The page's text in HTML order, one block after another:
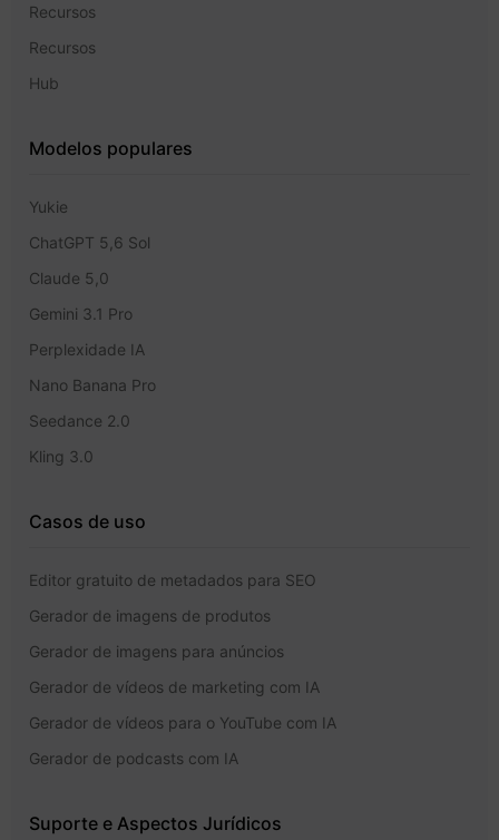
Recursos
Recursos
Hub
Modelos populares
Yukie
ChatGPT 5,6 Sol
Claude 5,0
Gemini 3.1 Pro
Perplexidade IA
Nano Banana Pro
Seedance 2.0
Kling 3.0
Casos de uso
Editor gratuito de metadados para SEO
Gerador de imagens de produtos
Gerador de imagens para anúncios
Gerador de vídeos de marketing com IA
Gerador de vídeos para o YouTube com IA
Gerador de podcasts com IA
Suporte e Aspectos Jurídicos